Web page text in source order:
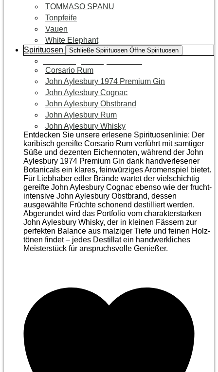
TOMMASO SPANU
Tonpfeife
Vauen
White Elephant
Spirituosen
Schließe Spirituosen Öffne Spirituosen
Corsario Rum
John Aylesbury 1974 Premium Gin
John Aylesbury Cognac
John Aylesbury Obstbrand
John Aylesbury Rum
John Aylesbury Whisky
Entdecken Sie unsere erlesene Spirituosenlinie: Der
karibisch gereifte Corsario Rum verführt mit samtiger
Süße und dezenten Eichen­noten, während der John
Aylesbury 1974 Premium Gin dank handverlesener
Botanicals ein klares, feinwürziges Aromenspiel bietet.
Für Liebhaber edler Brände wartet der vielschichtig
gereifte John Aylesbury Cognac ebenso wie der frucht­
intensive John Aylesbury Obstbrand, dessen
ausgewählte Früchte schonend destilliert werden.
Abgerundet wird das Portfolio vom charakterstarken
John Aylesbury Whisky, der in kleinen Fässern zur
perfekten Balance aus malziger Tiefe und feinen Holz­
tönen findet – jedes Destillat ein handwerkliches
Meister­stück für anspruchsvolle Genießer.